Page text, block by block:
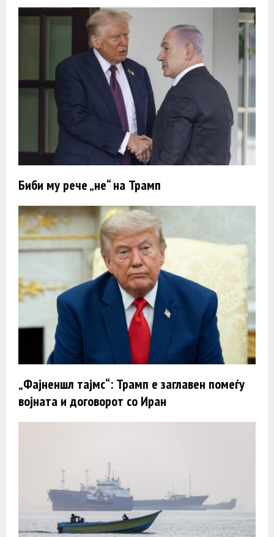
Биби му рече „не“ на Трамп
„Фајненшл тајмс“: Трамп e заглавен помеѓу
војната и договорот со Иран